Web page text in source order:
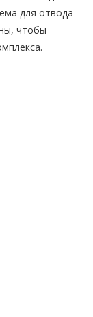
для отвода
чтобы